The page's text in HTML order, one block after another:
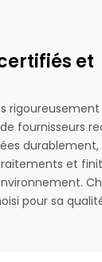
et
rigoureusement
fournisseurs
durablement,
et
pour sa